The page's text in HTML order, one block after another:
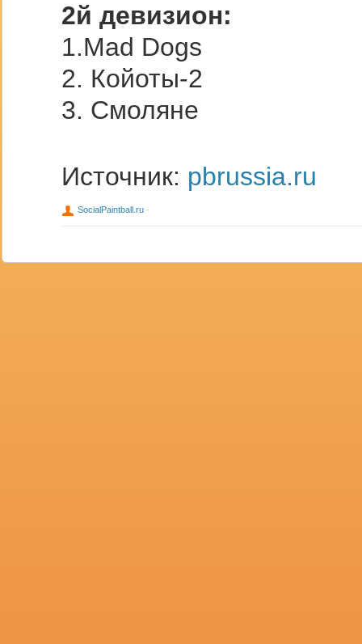
2й девизион:
1.Mad Dogs
2. Койоты-2
3. Смоляне
Источник: pbrussia.ru
SocialPaintball.ru ·